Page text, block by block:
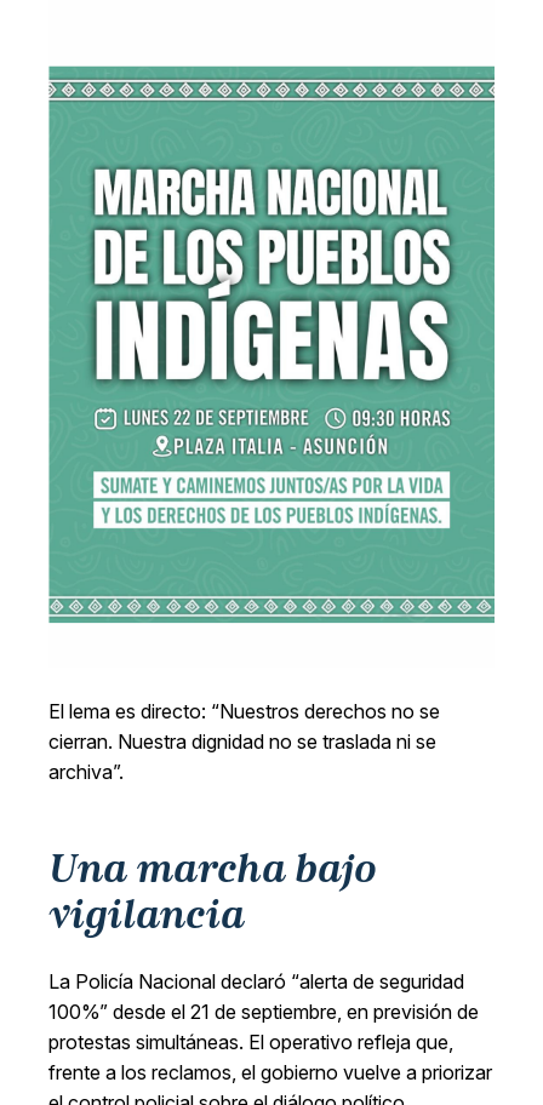
El lema es directo: “Nuestros derechos no se
cierran. Nuestra dignidad no se traslada ni se
archiva”.
Una marcha bajo
vigilancia
La Policía Nacional declaró “alerta de seguridad
100%” desde el 21 de septiembre, en previsión de
protestas simultáneas. El operativo refleja que,
frente a los reclamos, el gobierno vuelve a priorizar